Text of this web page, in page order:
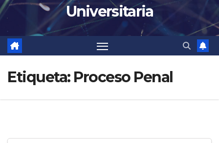
Universitaria
Etiqueta: Proceso Penal